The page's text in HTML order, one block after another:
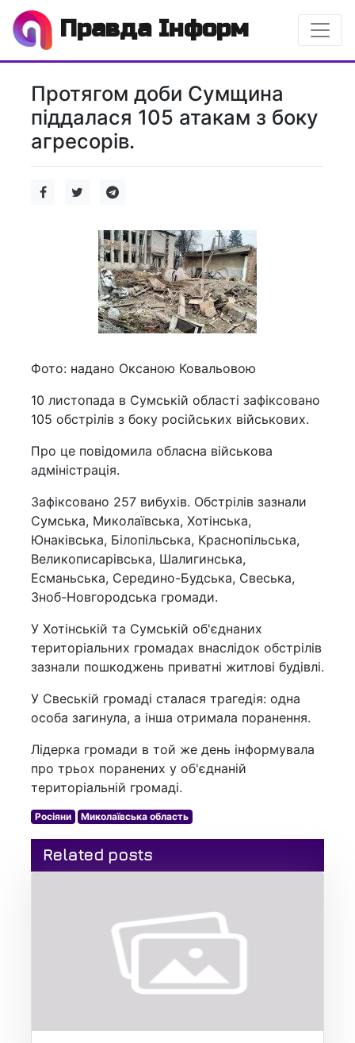
Правда Інформ
Протягом доби Сумщина
піддалася 105 атакам з боку
агресорів.
Фото: надано Оксаною Ковальовою
10 листопада в Сумській області зафіксовано
105 обстрілів з боку російських військових.
Про це повідомила обласна військова
адміністрація.
Зафіксовано 257 вибухів. Обстрілів зазнали
Сумська, Миколаївська, Хотінська,
Юнаківська, Білопільська, Краснопільська,
Великописарівська, Шалигинська,
Есманьська, Середино-Будська, Свеська,
Зноб-Новгородська громади.
У Хотінській та Сумській об'єднаних
територіальних громадах внаслідок обстрілів
зазнали пошкоджень приватні житлові будівлі.
У Свеській громаді сталася трагедія: одна
особа загинула, а інша отримала поранення.
Лідерка громади в той же день інформувала
про трьох поранених у об'єднаній
територіальній громаді.
Росіяни Миколаївська область
Related posts